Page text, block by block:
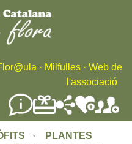
Skip
content
· Milfulles · Web de
l'associació
·
PLANTES